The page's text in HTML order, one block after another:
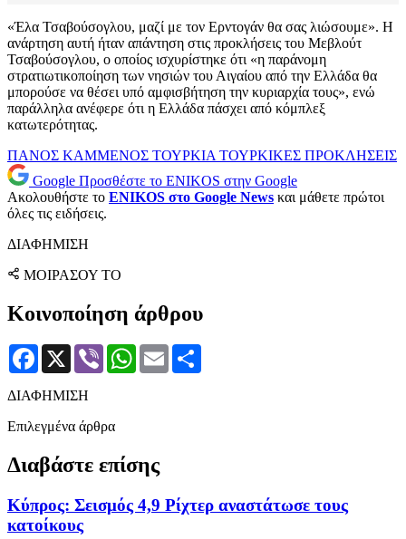
«Έλα Τσαβούσογλου, μαζί με τον Ερντογάν θα σας λιώσουμε». Η
ανάρτηση αυτή ήταν απάντηση στις προκλήσεις του Μεβλούτ
Τσαβούσογλου, ο οποίος ισχυρίστηκε ότι «η παράνομη
στρατιωτικοποίηση των νησιών του Αιγαίου από την Ελλάδα θα
μπορούσε να θέσει υπό αμφισβήτηση την κυριαρχία τους», ενώ
παράλληλα ανέφερε ότι η Ελλάδα πάσχει από κόμπλεξ
κατωτερότητας.
ΠΑΝΟΣ ΚΑΜΜΕΝΟΣ ΤΟΥΡΚΙΑ ΤΟΥΡΚΙΚΕΣ ΠΡΟΚΛΗΣΕΙΣ
Google Προσθέστε το ENIKOS στην Google
Ακολουθήστε το ENIKOS στο Google News και μάθετε πρώτοι
όλες τις ειδήσεις.
ΔΙΑΦΗΜΙΣΗ
ΜΟΙΡΑΣΟΥ ΤΟ
Κοινοποίηση άρθρου
Facebook
X Viber WhatsApp
Email
ΔΙΑΦΗΜΙΣΗ
Επιλεγμένα άρθρα
Διαβάστε επίσης
Κύπρος: Σεισμός 4,9 Ρίχτερ αναστάτωσε τους
κατοίκους